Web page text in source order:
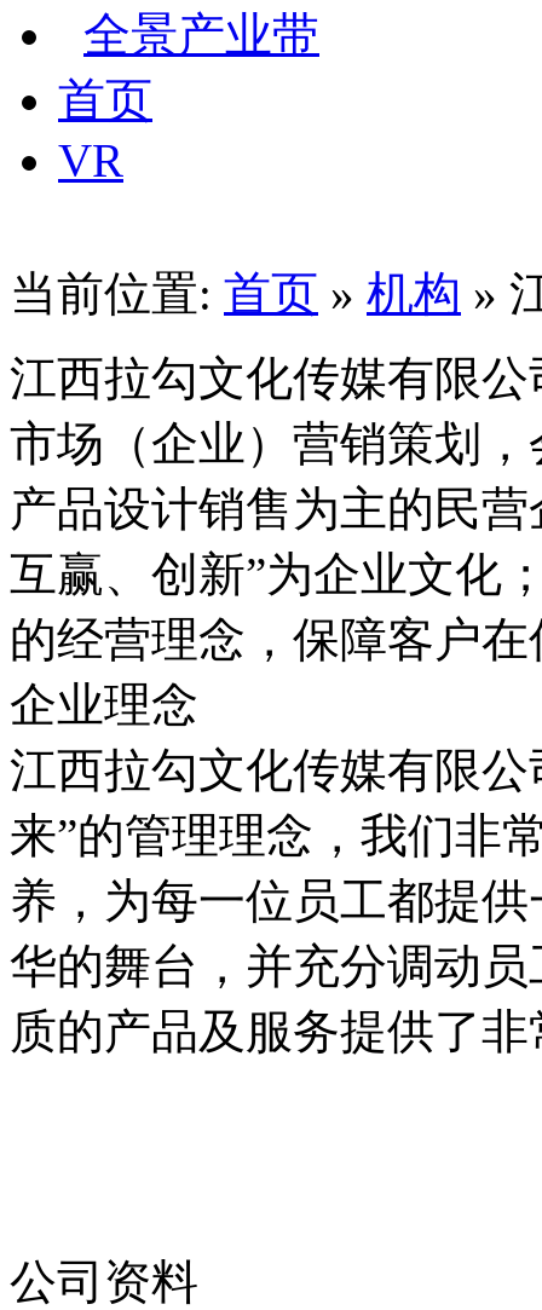
全景产业带
首页
VR
当前位置: 首页 » 机构 »
江西拉勾文化传媒有限
市场（企业）营销策划
产品设计销售为主的民
互赢、创新”为企业文化
的经营理念，保障客户
企业理念
江西拉勾文化传媒有限
来”的管理理念，我们非
养，为每一位员工都提
华的舞台，并充分调动
质的产品及服务提供了
公司资料